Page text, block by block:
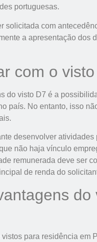
portuguesas.
solicitada com
a apresentação dos
com o
do visto D7 é a
país. No entanto, isso
desenvolver
não haja vínculo
remunerada deve ser
de renda do
para residência em